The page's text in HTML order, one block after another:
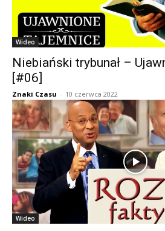
Wideo
Niebiański trybunał –
[#06]
Znaki Czasu - 10 czerwca 2022
Wideo